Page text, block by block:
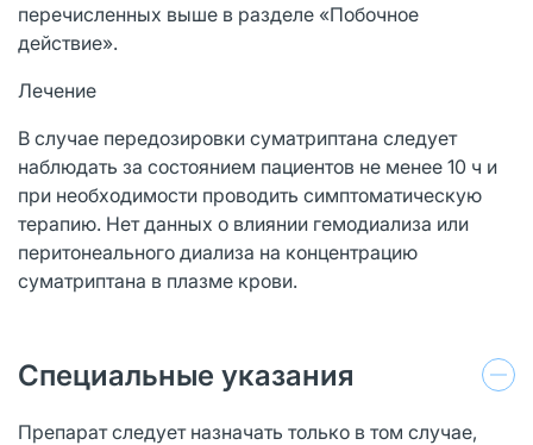
перечисленных выше в разделе «Побочное
действие».
Лечение
В случае передозировки суматриптана следует
наблюдать за состоянием пациентов не менее 10 ч и
при необходимости проводить симптоматическую
терапию. Нет данных о влиянии гемодиализа или
перитонеального диализа на концентрацию
суматриптана в плазме крови.
Специальные указания
Препарат следует назначать только в том случае,